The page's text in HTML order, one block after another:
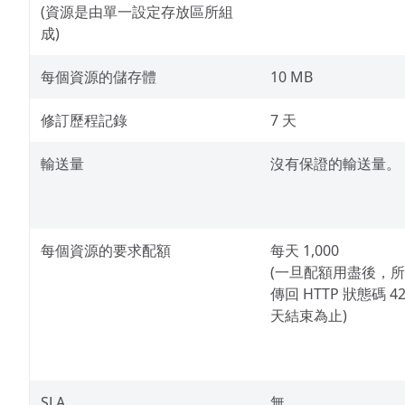
(資源是由單一設定存放區所組
成)
每個資源的儲存體 10 MB
修訂歷程記錄 7 天
輸送量 沒有保證的輸送量。
每個資源的要求配額
每天 1,000
(一旦配額用盡後，
傳回 HTTP 狀態碼
天結束為止)